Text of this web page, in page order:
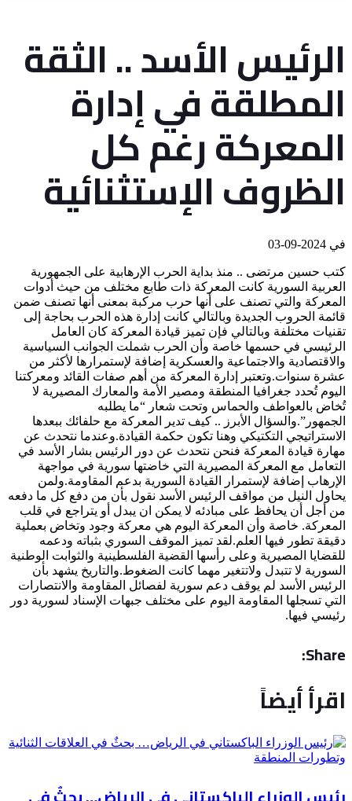
الرئيس الأسد .. الثقة
المطلقة في إدارة
المعركة رغم كل
الظروف الإستثنائية
في
كتب حسين مرتضى .. منذ بداية الحرب الإرهابية على الجمهورية
العربية السورية كانت المعركة ذات طابع مختلف من حيث أدوات
المعركة والتي تصنف على أنها حرب مركبة بمعنى أنها تصنف ضمن
قائمة الحروب الجديدة وبالتالي كانت إدارة هذه الحرب بحاجة إلى
تقنيات مختلفة وبالتالي فإن تميز قيادة المعركة كان العامل
الرئيسي في حسمها خاصة وأن الحرب شملت الجوانب السياسية
والاقتصادية والاجتماعية والعسكرية إضافة لإستمرارها لأكثر من
عشرة سنوات.وتعتبر إدارة المعركة من أهم صفات القائد ومعركتنا
اليوم تُحدد جغرافيا المنطقة ومصير الأمة والمعارك المصيرية لا
تُخاض بالعواطف والحماس وتحت شعار “ما يطلبه
الجمهور”.والسؤال الأبرز .. كيف تدير المعركة مع حلفائك ببعدها
الاستراتيجي التكتيكي وهنا تكون حكمة القيادة.وعندما نتحدث عن
مهارة قيادة المعركة فنحن نتحدث عن دور الرئيس بشار الأسد في
التعامل مع المعركة المصيرية التي خاضتها سورية في مواجهة
الإرهاب إضافة لإستمرار القيادة السورية بدعم المقاومة.ولمن
يحاول النيل من مواقف الرئيس الأسد نقول بأن من دفع كل ما دفعه
من أجل أن يحافظ على مبادئه لا يمكن ان يبدل أو يتراجع في قلب
المعركة. خاصة وأن المعركة اليوم هي معركة وجود وتخاض بعملية
دقيقة تطور فيها العلم.لقد تميز الموقف السوري بثباته ودعمه
للقضايا المصيرية وعلى رأسها القضية الفلسطينية والثوابت الوطنية
السورية لا تتبدل ولاتتغير مهما كانت الضغوط.والتاريخ يشهد بأن
الرئيس الأسد لم يوقف دعم سورية لفصائل المقاومة والانتصارات
التي تسجلها المقاومة اليوم على مختلف جبهات الإسناد لسورية دور
رئيسي فيها.
Share:
اقرأ أيضاً